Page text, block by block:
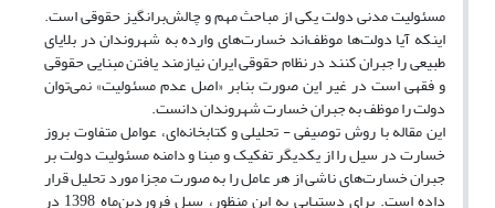
مسئولیت مدنی دولت یکی از مباحث مهم و چالش‌برانگیز حقوقی است.
اینکه آیا دولت‌ها موظف‌اند خسارت‌های وارده به شهروندان در بلایای
طبیعی را جبران کنند در نظام حقوقی ایران نیازمند یافتن مبنایی حقوقی
و فقهی است در غیر این صورت بنابر «اصل عدم مسئولیت» نمی‌توان
دولت را موظف به جبران خسارت شهروندان دانست.
این مقاله با روش توصیفی - تحلیلی و کتابخانه‌ای، عوامل متفاوت بروز
خسارت در سیل را از یکدیگر تفکیک و مبنا و دامنه مسئولیت دولت بر
جبران خسارت‌های ناشی از هر عامل را به صورت مجزا مورد تحلیل قرار
داده است. برای دستیابی به این منظور، سیل فروردین‌ماه 1398 در